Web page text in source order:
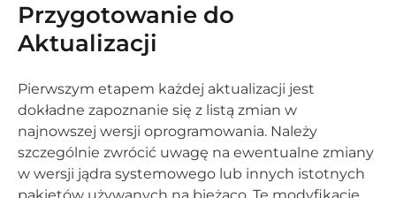
Przygotowanie do
Aktualizacji
Pierwszym etapem każdej aktualizacji jest
dokładne zapoznanie się z listą zmian w
najnowszej wersji oprogramowania. Należy
szczególnie zwrócić uwagę na ewentualne zmiany
w wersji jądra systemowego lub innych istotnych